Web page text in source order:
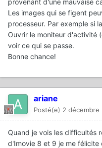
provenant d'une mauvaise
Les images qui se figent
processeur. Par exemple si
Ouvrir le moniteur d'activité
voir ce qui se passe.
Bonne chance!
ariane
Posté(e) 2 décembre
Quand je vois les difficultés
d'Imovie 8 et 9 je me